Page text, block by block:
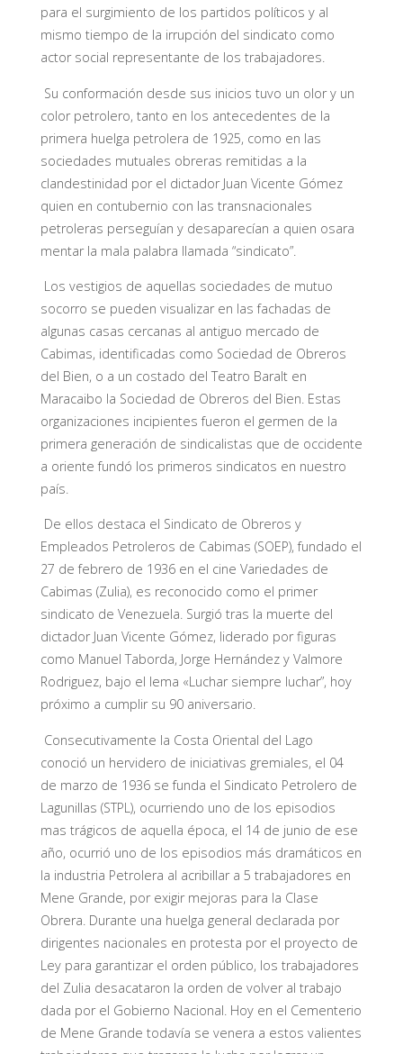
para el surgimiento de los partidos políticos y al
mismo tiempo de la irrupción del sindicato como
actor social representante de los trabajadores.
Su conformación desde sus inicios tuvo un olor y un
color petrolero, tanto en los antecedentes de la
primera huelga petrolera de 1925, como en las
sociedades mutuales obreras remitidas a la
clandestinidad por el dictador Juan Vicente Gómez
quien en contubernio con las transnacionales
petroleras perseguían y desaparecían a quien osara
mentar la mala palabra llamada “sindicato”.
Los vestigios de aquellas sociedades de mutuo
socorro se pueden visualizar en las fachadas de
algunas casas cercanas al antiguo mercado de
Cabimas, identificadas como Sociedad de Obreros
del Bien, o a un costado del Teatro Baralt en
Maracaibo la Sociedad de Obreros del Bien. Estas
organizaciones incipientes fueron el germen de la
primera generación de sindicalistas que de occidente
a oriente fundó los primeros sindicatos en nuestro
país.
De ellos destaca el Sindicato de Obreros y
Empleados Petroleros de Cabimas (SOEP), fundado el
27 de febrero de 1936 en el cine Variedades de
Cabimas (Zulia), es reconocido como el primer
sindicato de Venezuela. Surgió tras la muerte del
dictador Juan Vicente Gómez, liderado por figuras
como Manuel Taborda, Jorge Hernández y Valmore
Rodriguez, bajo el lema «Luchar siempre luchar”, hoy
próximo a cumplir su 90 aniversario.
Consecutivamente la Costa Oriental del Lago
conoció un hervidero de iniciativas gremiales, el 04
de marzo de 1936 se funda el Sindicato Petrolero de
Lagunillas (STPL), ocurriendo uno de los episodios
mas trágicos de aquella época, el 14 de junio de ese
año, ocurrió uno de los episodios más dramáticos en
la industria Petrolera al acribillar a 5 trabajadores en
Mene Grande, por exigir mejoras para la Clase
Obrera. Durante una huelga general declarada por
dirigentes nacionales en protesta por el proyecto de
Ley para garantizar el orden público, los trabajadores
del Zulia desacataron la orden de volver al trabajo
dada por el Gobierno Nacional. Hoy en el Cementerio
de Mene Grande todavía se venera a estos valientes